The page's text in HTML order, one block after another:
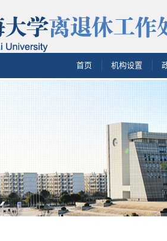
首页 机构设置